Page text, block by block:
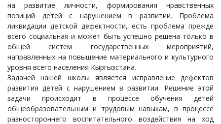
на развитие личности, формирования нравственных
позиций детей с нарушением в развитии. Проблема
ликвидации детской дефектности, есть проблема прежде
всего социальная и может быть успешно решена только в
общей систем государственных мероприятий,
направленных на повышение материального и культурного
уровня всего населения Кыргызстана.
Задачей нашей школы является исправление дефектов
развития детей с нарушением в развитии. Решение этой
задачи происходит в процессе обучения детей
общеобразовательным и трудовым навыкам, в процессе
разностороннего воспитательного воздействия на ход